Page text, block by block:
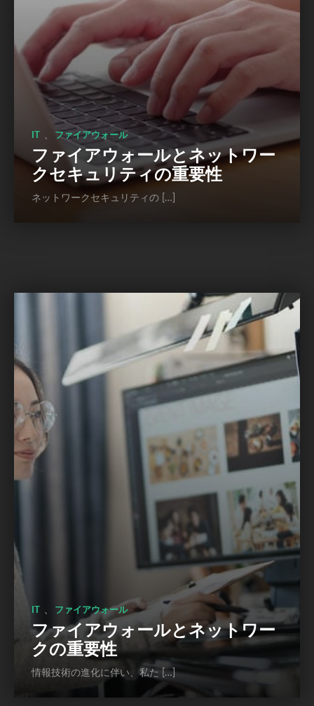
、 ファイアウォール
ファイアウォールとネットワー
クセキュリティの重要性
ネットワークセキュリティの […]
IT ファイアウォール
ファイアウォールとネットワー
クの重要性
情報技術の進化に伴い、私た […]